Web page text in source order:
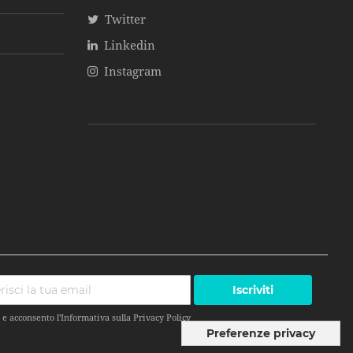
Twitter
Linkedin
Instagram
acconsento l'Informativa sulla Privacy Policy
Iscriviti